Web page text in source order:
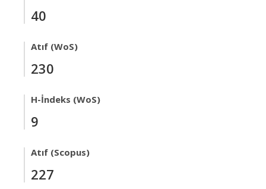
40
Atıf (WoS)
230
H-İndeks (WoS)
9
Atıf (Scopus)
227